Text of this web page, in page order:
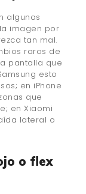
algunas
imagen por
tan mal.
raros de
pantalla que
esto
en iPhone
que
en Xiaomi
lateral o
o flex